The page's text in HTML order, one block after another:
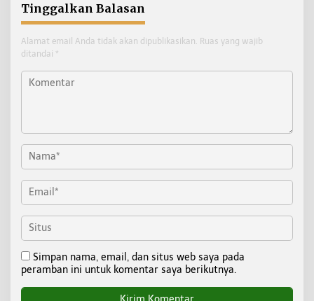
Tinggalkan Balasan
Alamat email Anda tidak akan dipublikasikan. Ruas yang wajib
ditandai *
Simpan nama, email, dan situs web saya pada
peramban ini untuk komentar saya berikutnya.